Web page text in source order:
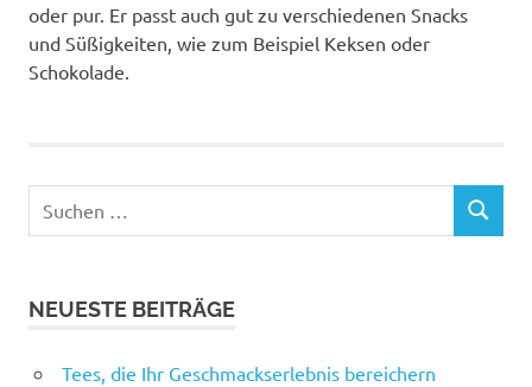
oder pur. Er passt auch gut zu verschiedenen Snacks
und Süßigkeiten, wie zum Beispiel Keksen oder
Schokolade.
nach:
SUCHEN
NEUESTE BEITRÄGE
Tees, die Ihr Geschmackserlebnis bereichern